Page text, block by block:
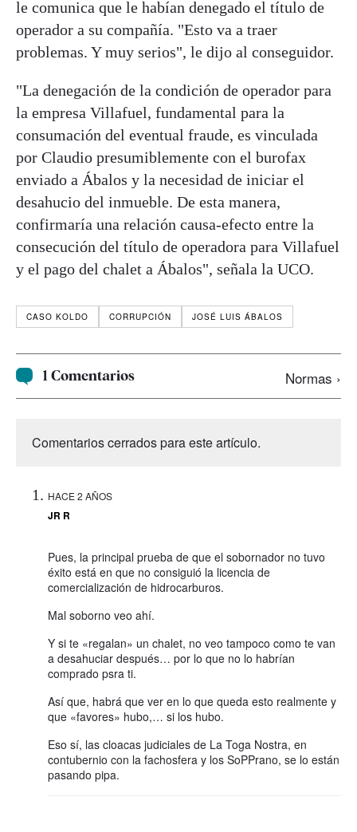
le comunica que le habían denegado el título de
operador a su compañía. "Esto va a traer
problemas. Y muy serios", le dijo al conseguidor.
"La denegación de la condición de operador para
la empresa Villafuel, fundamental para la
consumación del eventual fraude, es vinculada
por Claudio presumiblemente con el burofax
enviado a Ábalos y la necesidad de iniciar el
desahucio del inmueble. De esta manera,
confirmaría una relación causa-efecto entre la
consecución del título de operadora para Villafuel
y el pago del chalet a Ábalos", señala la UCO.
CASO KOLDO CORRUPCIÓN JOSÉ LUIS ÁBALOS
1 Comentarios Normas ›
Comentarios cerrados para este artículo.
HACE 2 AÑOS
JR R
Pues, la principal prueba de que el sobornador no tuvo
éxito está en que no consiguió la licencia de
comercialización de hidrocarburos.
Mal soborno veo ahí.
Y si te «regalan» un chalet, no veo tampoco como te van
a desahuciar después… por lo que no lo habrían
comprado psra ti.
Así que, habrá que ver en lo que queda esto realmente y
que «favores» hubo,… si los hubo.
Eso sí, las cloacas judiciales de La Toga Nostra, en
contubernio con la fachosfera y los SoPPrano, se lo están
pasando pipa.